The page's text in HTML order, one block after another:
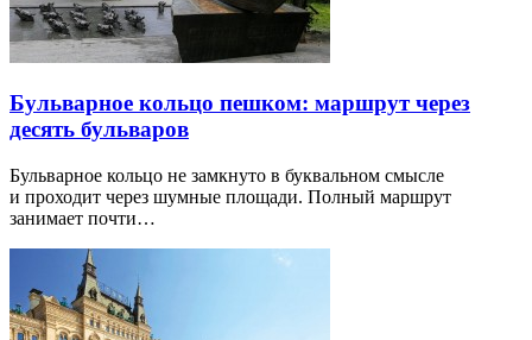
Бульварное кольцо пешком: маршрут через
десять бульваров
Бульварное кольцо не замкнуто в буквальном смысле
и проходит через шумные площади. Полный маршрут
занимает почти…